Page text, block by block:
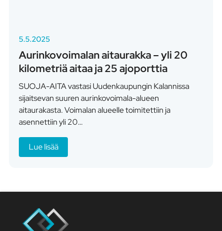
5.5.2025
Aurinkovoimalan aitaurakka – yli 20
kilometriä aitaa ja 25 ajoporttia
SUOJA-AITA vastasi Uudenkaupungin Kalannissa
sijaitsevan suuren aurinkovoimala-alueen
aitaurakasta. Voimalan alueelle toimitettiin ja
asennettiin yli 20…
Lue lisää